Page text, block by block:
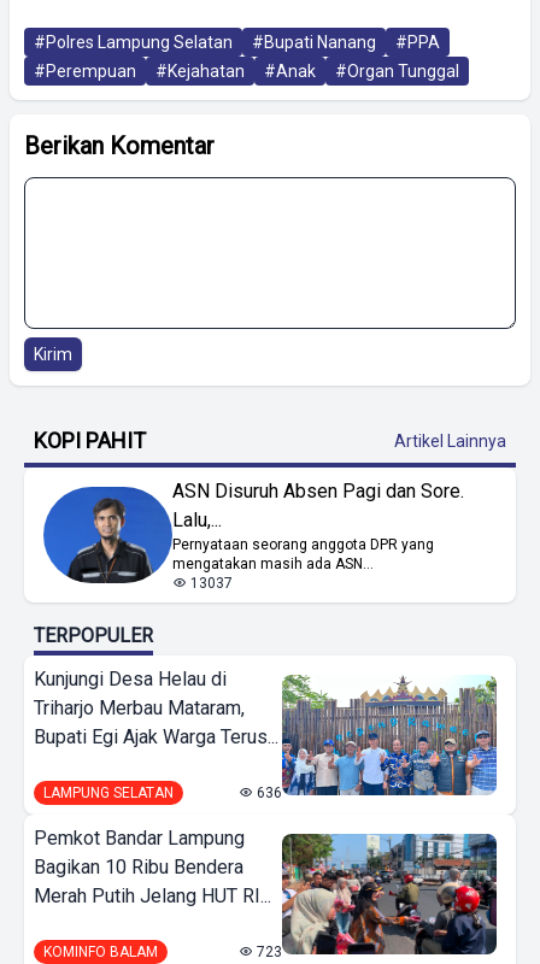
#Polres Lampung Selatan #Bupati Nanang
#PPA
#Perempuan
#Kejahatan #Anak #Organ Tunggal
Berikan Komentar
Kirim
KOPI PAHIT Artikel Lainnya
ASN Disuruh Absen Pagi dan Sore.
Lalu,...
Pernyataan seorang anggota DPR yang
mengatakan masih ada ASN...
13037
TERPOPULER
Kunjungi Desa Helau di
Triharjo Merbau Mataram,
Bupati Egi Ajak Warga Terus...
LAMPUNG SELATAN 636
Pemkot Bandar Lampung
Bagikan 10 Ribu Bendera
Merah Putih Jelang HUT RI...
KOMINFO BALAM 723